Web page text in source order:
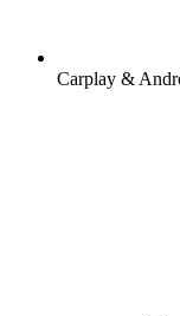
Carplay &